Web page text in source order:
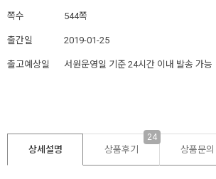
쪽수 544쪽
출간일 2019-01-25
출고예상일 서원운영일 기준 24시간 이내 발송 가능
상세설명 상품후기
24
상품문의